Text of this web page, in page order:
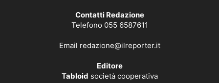
Contatti Redazione
Telefono 055 6587611
Email redazione@ilreporter.it
Editore
Tabloid società cooperativa